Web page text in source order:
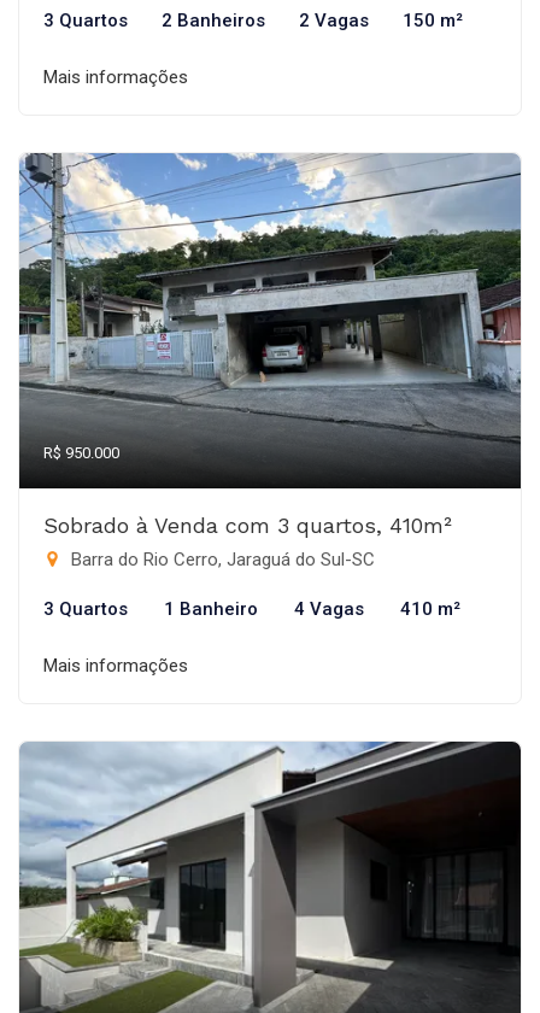
3 Quartos 2 Banheiros 2 Vagas 150 m²
Mais informações
R$ 950.000
Sobrado à Venda com 3 quartos, 410m²
Barra do Rio Cerro, Jaraguá do Sul-SC
3 Quartos 1 Banheiro 4 Vagas 410 m²
Mais informações